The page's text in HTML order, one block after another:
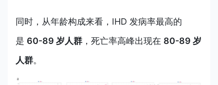
同时，从年龄构成来看，IHD 发病率最高的
是 60-89 岁人群 ，死亡率高峰出现在 80-89 岁
人群。